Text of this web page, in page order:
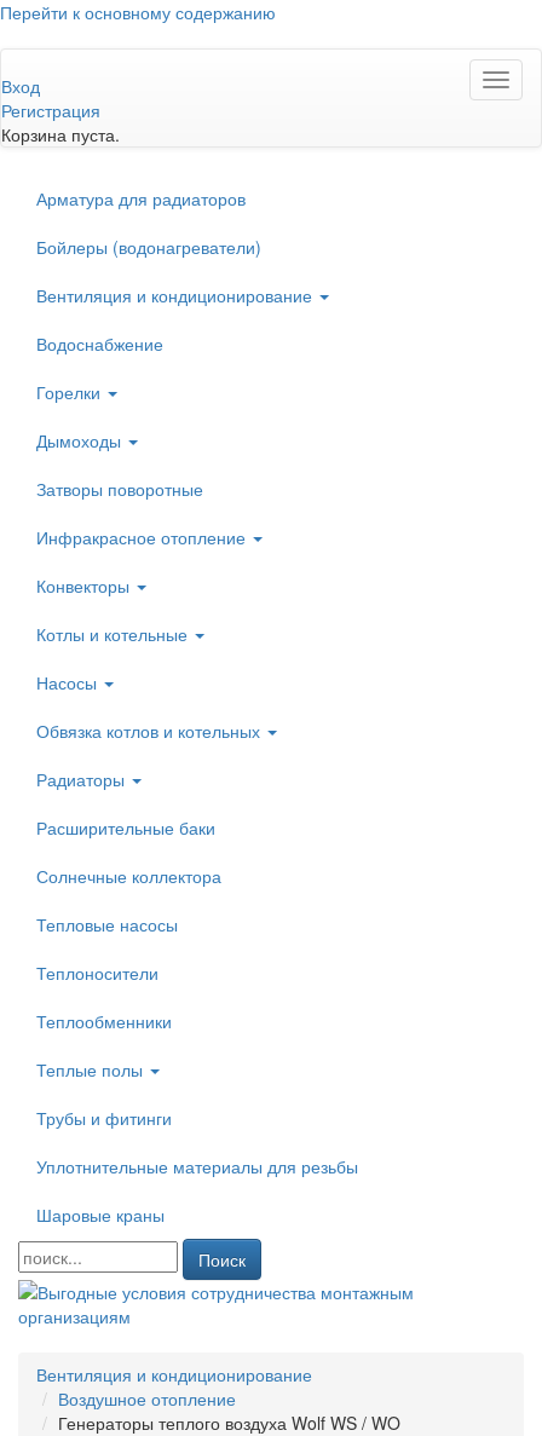
Перейти к основному содержанию
Вход
Регистрация
Корзина пуста.
Арматура для радиаторов
Бойлеры (водонагреватели)
Вентиляция и кондиционирование
Водоснабжение
Горелки
Дымоходы
Затворы поворотные
Инфракрасное отопление
Конвекторы
Котлы и котельные
Насосы
Обвязка котлов и котельных
Радиаторы
Расширительные баки
Солнечные коллектора
Тепловые насосы
Теплоносители
Теплообменники
Теплые полы
Трубы и фитинги
Уплотнительные материалы для резьбы
Шаровые краны
Поиск
Вентиляция и кондиционирование
Воздушное отопление
Генераторы теплого воздуха Wolf WS / WO